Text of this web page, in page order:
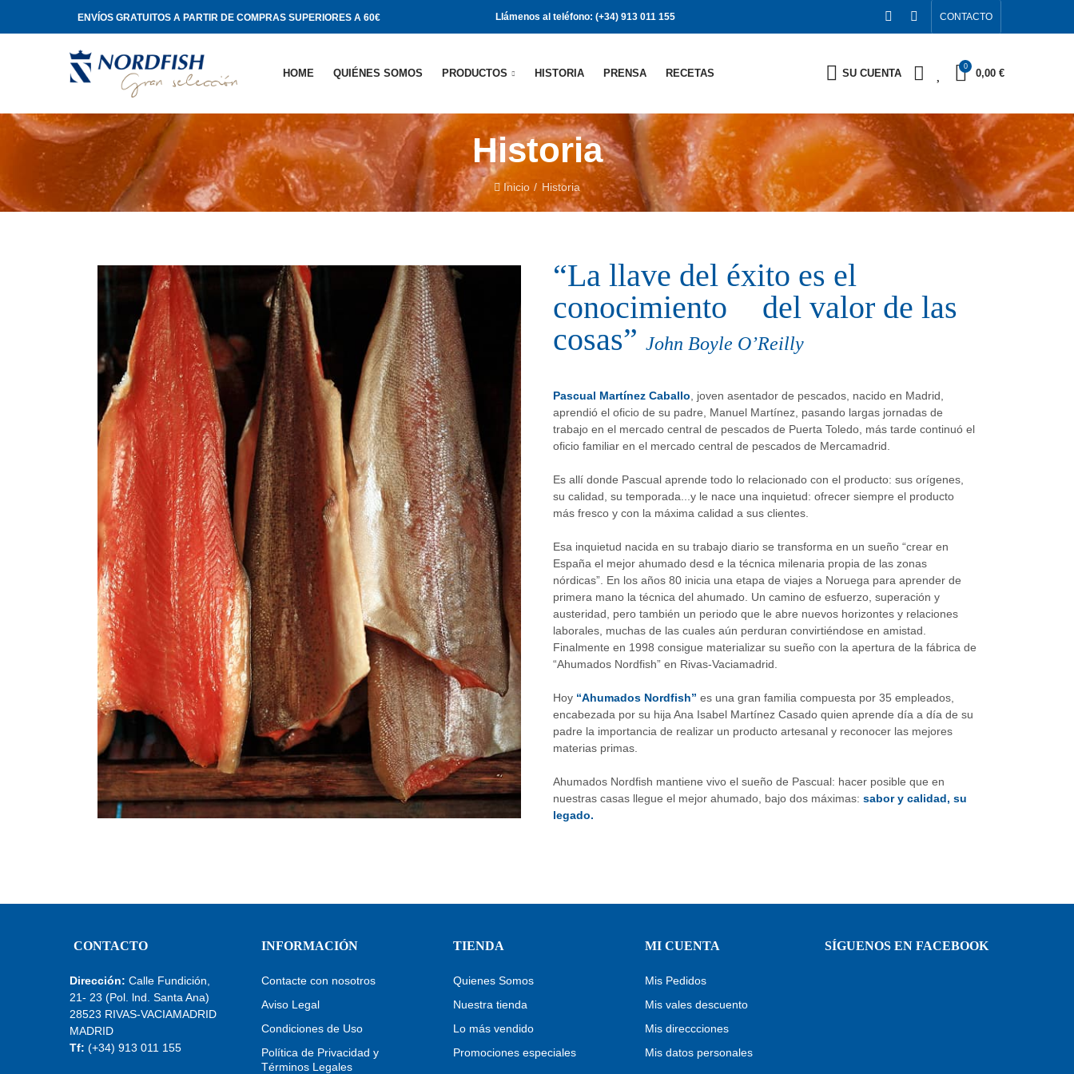
ENVÍOS GRATUITOS A PARTIR DE COMPRAS SUPERIORES A 60€ Llámenos al teléfono: (+34) 913 011 155 CONTACTO
HOME QUIÉNES SOMOS PRODUCTOS HISTORIA PRENSA RECETAS SU CUENTA
0
0,00 €
Historia
Inicio Historia
“La llave del éxito es el
conocimiento del valor de las
cosas” John Boyle O’Reilly
Pascual Martínez Caballo , joven asentador de pescados, nacido en Madrid,
aprendió el oficio de su padre, Manuel Martínez, pasando largas jornadas de
trabajo en el mercado central de pescados de Puerta Toledo, más tarde continuó el
oficio familiar en el mercado central de pescados de Mercamadrid.
Es allí donde Pascual aprende todo lo relacionado con el producto: sus orígenes,
su calidad, su temporada...y le nace una inquietud: ofrecer siempre el producto
más fresco y con la máxima calidad a sus clientes.
Esa inquietud nacida en su trabajo diario se transforma en un sueño “crear en
España el mejor ahumado desd e la técnica milenaria propia de las zonas
nórdicas”. En los años 80 inicia una etapa de viajes a Noruega para aprender de
primera mano la técnica del ahumado. Un camino de esfuerzo, superación y
austeridad, pero también un periodo que le abre nuevos horizontes y relaciones
laborales, muchas de las cuales aún perduran convirtiéndose en amistad.
Finalmente en 1998 consigue materializar su sueño con la apertura de la fábrica de
“Ahumados Nordfish” en Rivas-Vaciamadrid.
Hoy “Ahumados Nordfish” es una gran familia compuesta por 35 empleados,
encabezada por su hija Ana Isabel Martínez Casado quien aprende día a día de su
padre la importancia de realizar un producto artesanal y reconocer las mejores
materias primas.
Ahumados Nordfish mantiene vivo el sueño de Pascual: hacer posible que en
nuestras casas llegue el mejor ahumado, bajo dos máximas: sabor y calidad, su
legado.
CONTACTO
Dirección: Calle Fundición,
21- 23 (Pol. lnd. Santa Ana)
28523 RIVAS-VACIAMADRID
MADRID
Tf: (+34) 913 011 155
INFORMACIÓN
Contacte con nosotros
Aviso Legal
Condiciones de Uso
Política de Privacidad y
Términos Legales
TIENDA
Quienes Somos
Nuestra tienda
Lo más vendido
Promociones especiales
MI CUENTA
Mis Pedidos
Mis vales descuento
Mis direccciones
Mis datos personales
SÍGUENOS EN FACEBOOK